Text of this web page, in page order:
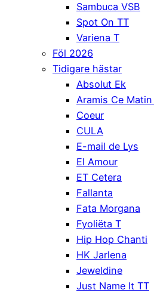
Sambuca VSB
Spot On TT
Variena T
Föl 2026
Tidigare hästar
Absolut Ek
Aramis Ce Matin
Coeur
CULA
E-mail de Lys
El Amour
ET Cetera
Fallanta
Fata Morgana
Fyoliëta T
Hip Hop Chanti
HK Jarlena
Jeweldine
Just Name It TT